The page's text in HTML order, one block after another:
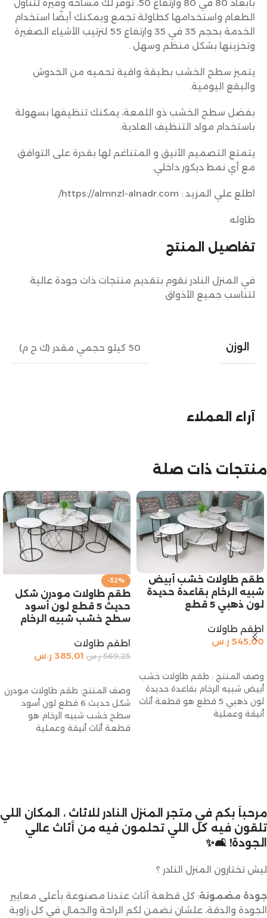
تفاصيل المنتج
في المنزل النادر نقوم بتقديم منتجات ذات جودة عالية
لتناسب جميع الأذواق
الوزن 50 كيلو حجمي مقدر (ك ح م)
بأبعاد 80 في 80 وارتفاع 50، توفر لك مساحة وفيرة لتناول
الطعام واستخدامها كطاولة تجمع ويمكنك أيضًا استخدام
الخدمة بحجم 35 في 35 وارتفاع 55 لترتيب الأشياء الصغيرة
وتخزينها بشكل منظم وسهل .
يتميز سطح الخشب بطبقة واقية تحميه من الخدوش
والبقع اليومية.
بفضل سطح الخشب ذو اللمعة، يمكنك تنظيفها بسهولة
باستخدام مواد التنظيف العادية.
يتمتع التصميم الأنيق و المتناغم لها بقدرة على التوافق
مع أي نمط ديكور داخلي.
اطلع علي المزيد : https://almnzl-alnadr.com/
طاوله
آراء العملاء
منتجات ذات صلة
طقم طاولات خشب أبيض
شبيه الرخام بقاعدة حديدة
لون ذهبي 5 قطع
اطقم طاولات
545,00 ر.س
وصف المنتج : طقم طاولات خشب
أبيض شبيه الرخام بقاعدة حديدة
لون ذهبي 5 قطع هو قطعة أثاث
أنيقة وعملية
-32%
طقم طاولات مودرن شكل
حديث 5 قطع لون أسود
سطح خشب شبيه الرخام
اطقم طاولات
569,25 ر.س 385,01 ر.س
وصف المنتج: طقم طاولات مودرن
شكل حديث 6 قطع لون أسود
سطح خشب شبيه الرخام هو
قطعة أثاث أنيقة وعملية
مرحباً بكم في متجر المنزل النادر للاثاث ، المكان اللي
تلقون فيه كل اللي تحلمون فيه من أثاث عالي
الجودة! 🛋️✨
ليش تختارون المنزل النادر ؟
جودة مضمونة: كل قطعة أثاث عندنا مصنوعة بأعلى معايير
الجودة والدقة، علشان نضمن لكم الراحة والجمال في كل زاوية